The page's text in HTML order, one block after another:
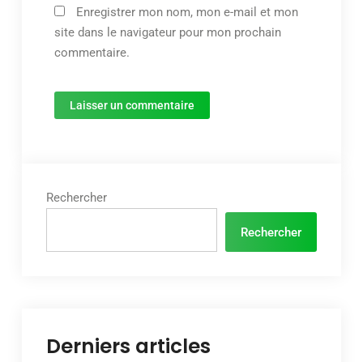
Enregistrer mon nom, mon e-mail et mon
site dans le navigateur pour mon prochain
commentaire.
Rechercher
Rechercher
Derniers articles